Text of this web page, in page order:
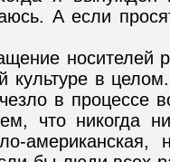
А если
носителей
культуре в
в процессе
что никогда
американская,